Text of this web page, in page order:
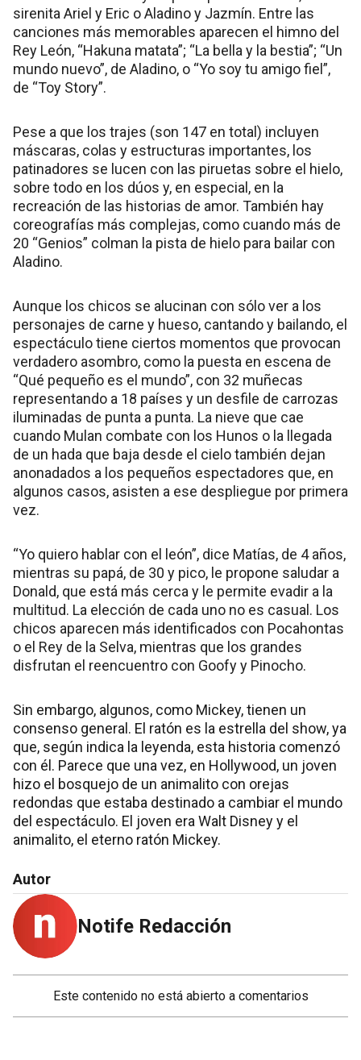
sirenita Ariel y Eric o Aladino y Jazmín. Entre las
canciones más memorables aparecen el himno del
Rey León, “Hakuna matata”; “La bella y la bestia”; “Un
mundo nuevo”, de Aladino, o “Yo soy tu amigo fiel”,
de “Toy Story”.
Pese a que los trajes (son 147 en total) incluyen
máscaras, colas y estructuras importantes, los
patinadores se lucen con las piruetas sobre el hielo,
sobre todo en los dúos y, en especial, en la
recreación de las historias de amor. También hay
coreografías más complejas, como cuando más de
20 “Genios” colman la pista de hielo para bailar con
Aladino.
Aunque los chicos se alucinan con sólo ver a los
personajes de carne y hueso, cantando y bailando, el
espectáculo tiene ciertos momentos que provocan
verdadero asombro, como la puesta en escena de
“Qué pequeño es el mundo”, con 32 muñecas
representando a 18 países y un desfile de carrozas
iluminadas de punta a punta. La nieve que cae
cuando Mulan combate con los Hunos o la llegada
de un hada que baja desde el cielo también dejan
anonadados a los pequeños espectadores que, en
algunos casos, asisten a ese despliegue por primera
vez.
“Yo quiero hablar con el león”, dice Matías, de 4 años,
mientras su papá, de 30 y pico, le propone saludar a
Donald, que está más cerca y le permite evadir a la
multitud. La elección de cada uno no es casual. Los
chicos aparecen más identificados con Pocahontas
o el Rey de la Selva, mientras que los grandes
disfrutan el reencuentro con Goofy y Pinocho.
Sin embargo, algunos, como Mickey, tienen un
consenso general. El ratón es la estrella del show, ya
que, según indica la leyenda, esta historia comenzó
con él. Parece que una vez, en Hollywood, un joven
hizo el bosquejo de un animalito con orejas
redondas que estaba destinado a cambiar el mundo
del espectáculo. El joven era Walt Disney y el
animalito, el eterno ratón Mickey.
Autor
Notife Redacción
Este contenido no está abierto a comentarios